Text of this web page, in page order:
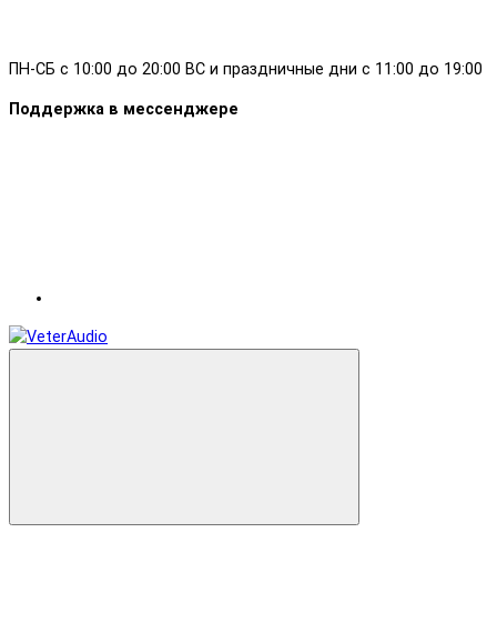
ПН-СБ с 10:00 до 20:00 ВС и праздничные дни с 11:00 до 19:00
Поддержка в мессенджере